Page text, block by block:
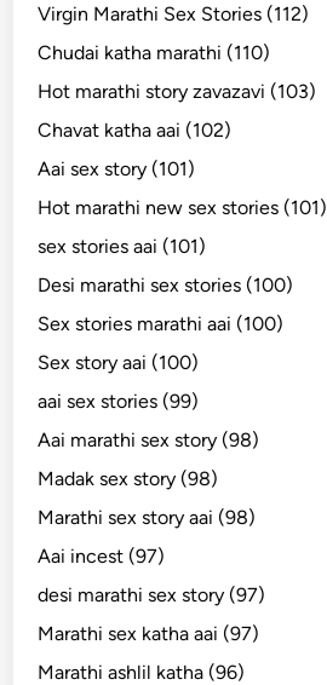
Virgin Marathi Sex Stories (112)
Chudai katha marathi (110)
Hot marathi story zavazavi (103)
Chavat katha aai (102)
Aai sex story (101)
Hot marathi new sex stories (101)
sex stories aai (101)
Desi marathi sex stories (100)
Sex stories marathi aai (100)
Sex story aai (100)
aai sex stories (99)
Aai marathi sex story (98)
Madak sex story (98)
Marathi sex story aai (98)
Aai incest (97)
desi marathi sex story (97)
Marathi sex katha aai (97)
Marathi ashlil katha (96)